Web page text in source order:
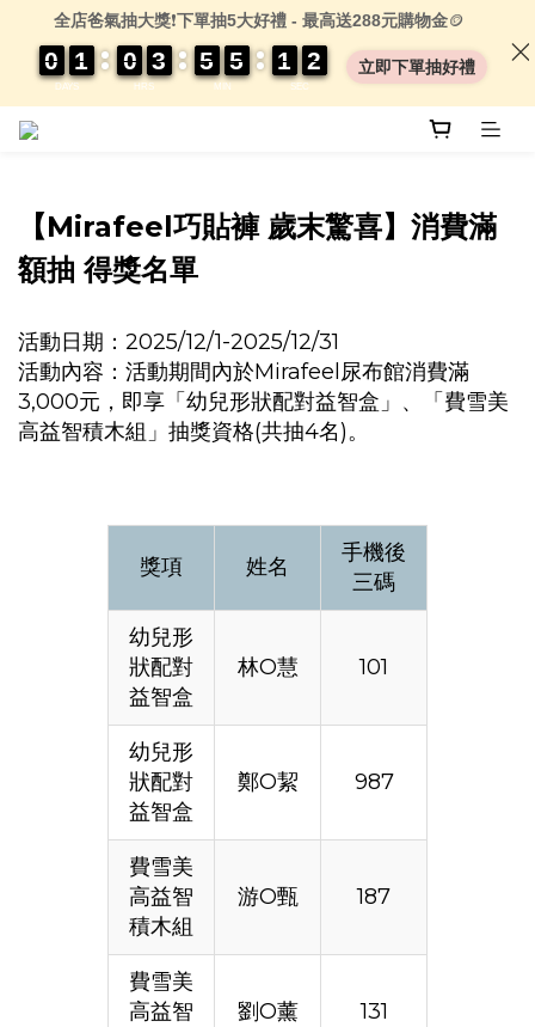
【Mirafeel巧貼褲 歲末驚喜】消費滿
額抽 得獎名單
活動日期：2025/12/1-2025/12/31
活動內容：活動期間內於Mirafeel尿布館消費滿
3,000元，即享「幼兒形狀配對益智盒」、「費雪美
高益智積木組」抽獎資格(共抽4名)。
獎項 姓名
手機後
三碼
幼兒形
狀配對
益智盒
林O慧 101
幼兒形
狀配對
益智盒
鄭O絜 987
費雪美
高益智
積木組
游O甄 187
費雪美
高益智
劉O薰 131
全店爸氣抽大獎❗下單抽5大好禮 - 最高送288元購物金🪙
DAYS
0
0
0
0 1
1
1
1
HRS
0
0
0
0 3
3
3
3
MIN
5
5
5
5 5
5
5
5
SEC
1
1
1
1 0
0
2
2
2
2 立即下單抽好禮